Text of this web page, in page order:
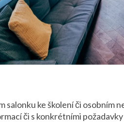
salonku ke školení či osobním
či s konkrétními